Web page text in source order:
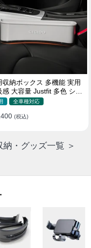
収納ボックス 多機能 実用
感 大容量 Justfit 多色 シー
ケット ギャップ 隙間収納
全車種対応
(税込)
・グッズ一覧 ＞